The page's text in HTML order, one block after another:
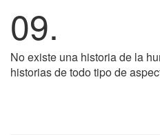
09.
No existe una historia de la
historias de todo tipo de